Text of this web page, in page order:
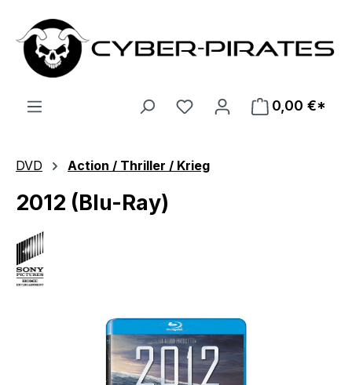
Zum Hauptinhalt springen
0,00 €*
DVD Action / Thriller / Krieg
2012 (Blu-Ray)
Bildergalerie überspringen